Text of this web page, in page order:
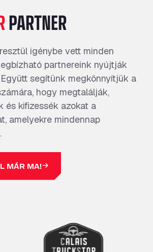
PARTNER
igénybe vett minden
partnereink nyújtják
segítünk megkönnyítjük a
hogy megtalálják,
és kifizessék azokat a
amelyekre mindennap
MÁR MA!